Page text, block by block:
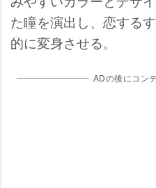
た瞳を演出し、恋する
的に変身させる。
ADの後にコン